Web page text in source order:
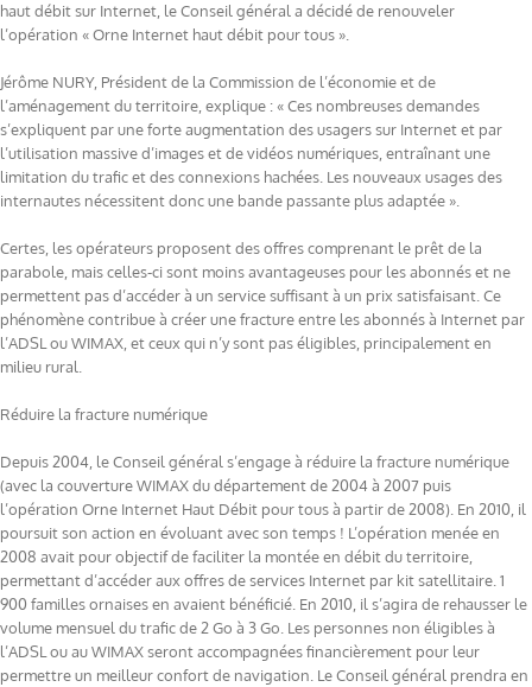
haut débit sur Internet, le Conseil général a décidé de renouveler
l’opération « Orne Internet haut débit pour tous ».
Jérôme NURY, Président de la Commission de l’économie et de
l’aménagement du territoire, explique : « Ces nombreuses demandes
s’expliquent par une forte augmentation des usagers sur Internet et par
l’utilisation massive d’images et de vidéos numériques, entraînant une
limitation du trafic et des connexions hachées. Les nouveaux usages des
internautes nécessitent donc une bande passante plus adaptée ».
Certes, les opérateurs proposent des offres comprenant le prêt de la
parabole, mais celles-ci sont moins avantageuses pour les abonnés et ne
permettent pas d’accéder à un service suffisant à un prix satisfaisant. Ce
phénomène contribue à créer une fracture entre les abonnés à Internet par
l’ADSL ou WIMAX, et ceux qui n’y sont pas éligibles, principalement en
milieu rural.
Réduire la fracture numérique
Depuis 2004, le Conseil général s’engage à réduire la fracture numérique
(avec la couverture WIMAX du département de 2004 à 2007 puis
l’opération Orne Internet Haut Débit pour tous à partir de 2008). En 2010, il
poursuit son action en évoluant avec son temps ! L’opération menée en
2008 avait pour objectif de faciliter la montée en débit du territoire,
permettant d’accéder aux offres de services Internet par kit satellitaire. 1
900 familles ornaises en avaient bénéficié. En 2010, il s’agira de rehausser le
volume mensuel du trafic de 2 Go à 3 Go. Les personnes non éligibles à
l’ADSL ou au WIMAX seront accompagnées financièrement pour leur
permettre un meilleur confort de navigation. Le Conseil général prendra en